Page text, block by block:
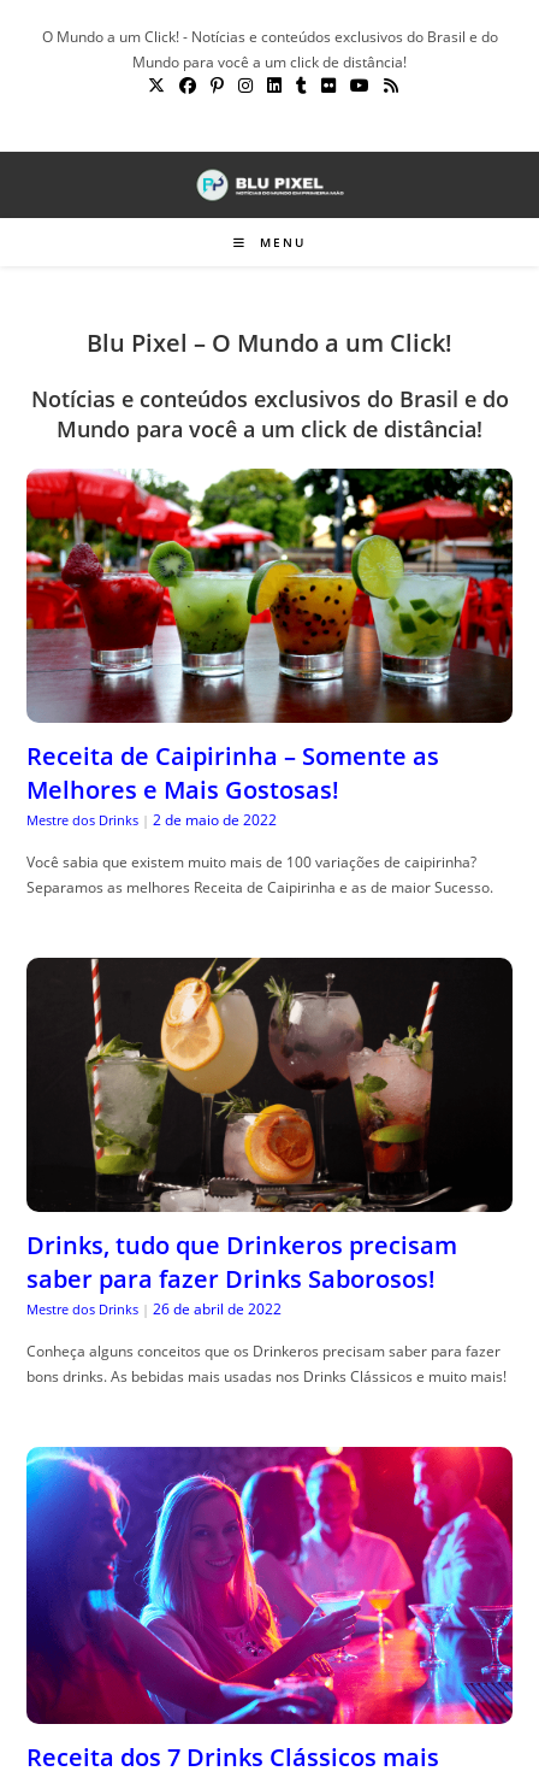
O Mundo a um Click! - Notícias e conteúdos exclusivos do Brasil e do
Mundo para você a um click de distância!
MENU
Blu Pixel – O Mundo a um Click!
Notícias e conteúdos exclusivos do Brasil e do
Mundo para você a um click de distância!
Receita de Caipirinha – Somente as
Melhores e Mais Gostosas!
Mestre dos Drinks | 2 de maio de 2022
Você sabia que existem muito mais de 100 variações de caipirinha?
Separamos as melhores Receita de Caipirinha e as de maior Sucesso.
Drinks, tudo que Drinkeros precisam
saber para fazer Drinks Saborosos!
Mestre dos Drinks | 26 de abril de 2022
Conheça alguns conceitos que os Drinkeros precisam saber para fazer
bons drinks. As bebidas mais usadas nos Drinks Clássicos e muito mais!
Receita dos 7 Drinks Clássicos mais